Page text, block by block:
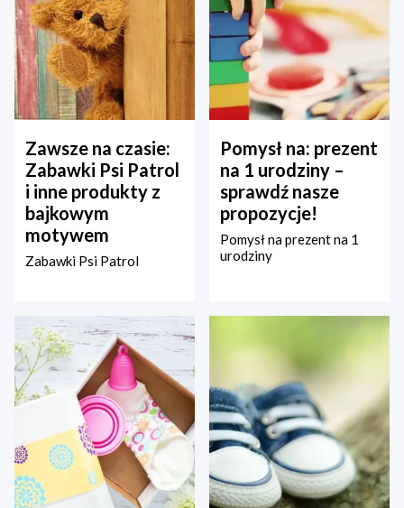
Zawsze na czasie:
Zabawki Psi Patrol
i inne produkty z
bajkowym
motywem
Zabawki Psi Patrol
Pomysł na: prezent
na 1 urodziny –
sprawdź nasze
propozycje!
Pomysł na prezent na 1
urodziny